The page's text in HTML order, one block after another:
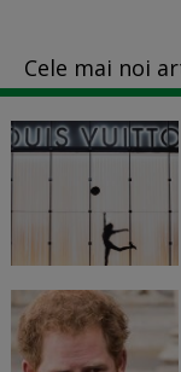
Cele mai noi